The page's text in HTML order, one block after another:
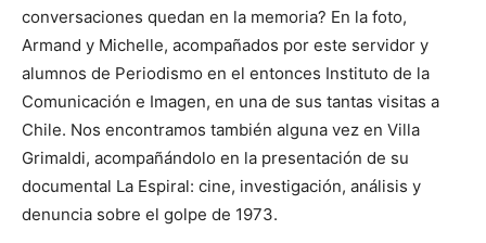
conversaciones quedan en la memoria? En la foto,
Armand y Michelle, acompañados por este servidor y
alumnos de Periodismo en el entonces Instituto de la
Comunicación e Imagen, en una de sus tantas visitas a
Chile. Nos encontramos también alguna vez en Villa
Grimaldi, acompañándolo en la presentación de su
documental La Espiral: cine, investigación, análisis y
denuncia sobre el golpe de 1973.